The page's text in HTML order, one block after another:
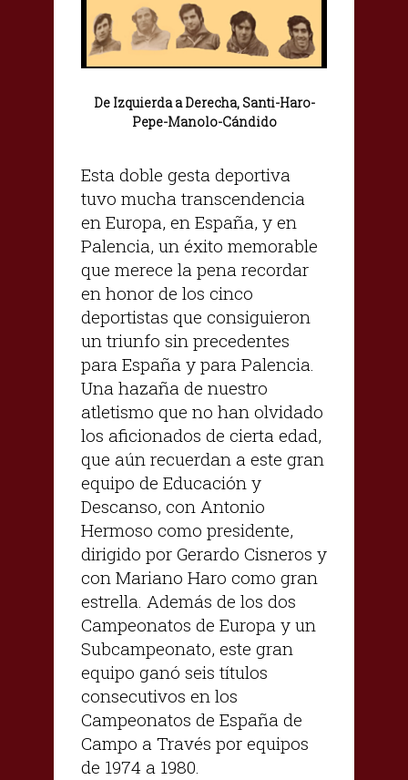
De Izquierda a Derecha, Santi-Haro-
Pepe-Manolo-Cándido
Esta doble gesta deportiva
tuvo mucha transcendencia
en Europa, en España, y en
Palencia, un éxito memorable
que merece la pena recordar
en honor de los cinco
deportistas que consiguieron
un triunfo sin precedentes
para España y para Palencia.
Una hazaña de nuestro
atletismo que no han olvidado
los aficionados de cierta edad,
que aún recuerdan a este gran
equipo de Educación y
Descanso, con Antonio
Hermoso como presidente,
dirigido por Gerardo Cisneros y
con Mariano Haro como gran
estrella. Además de los dos
Campeonatos de Europa y un
Subcampeonato, este gran
equipo ganó seis títulos
consecutivos en los
Campeonatos de España de
Campo a Través por equipos
de 1974 a 1980.